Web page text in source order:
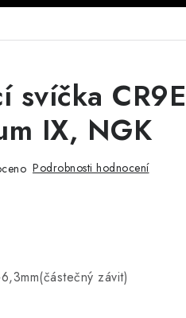
svíčka
IX, NGK
Podrobnosti hodnocení
závit)